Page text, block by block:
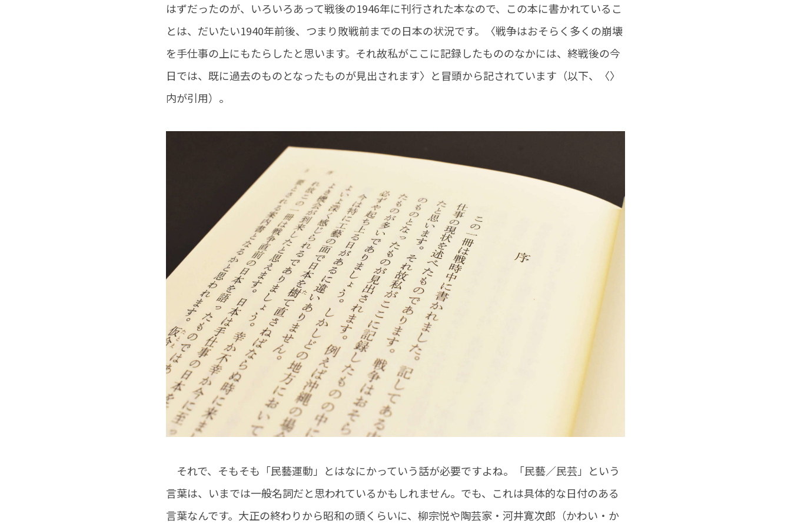
はずだったのが、いろいろあって戦後の1946年に刊行された本なので、この本に書かれているこ
とは、だいたい1940年前後、つまり敗戦前までの日本の状況です。〈戦争はおそらく多くの崩壊
を手仕事の上にもたらしたと思います。それ故私がここに記録したもののなかには、終戦後の今
日では、既に過去のものとなったものが見出されます〉と冒頭から記されています（以下、〈〉
内が引用）。
それで、そもそも「民藝運動」とはなにかっていう話が必要ですよね。「民藝／民芸」という
言葉は、いまでは一般名詞だと思われているかもしれません。でも、これは具体的な日付のある
言葉なんです。大正の終わりから昭和の頭くらいに、柳宗悦や陶芸家・河井寛次郎（かわい・か